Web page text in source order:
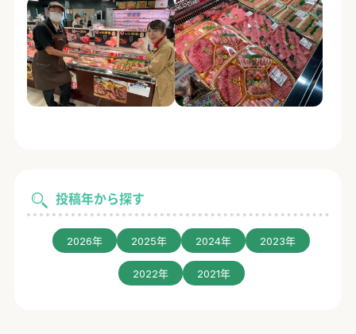
投稿年から探す
2026年 2025年 2024年 2023年
2022年 2021年